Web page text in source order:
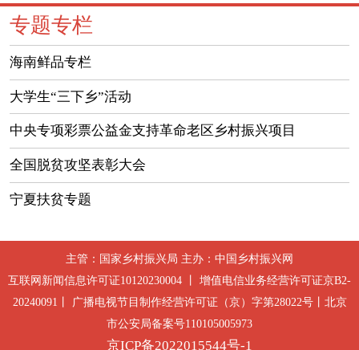
专题专栏
海南鲜品专栏
大学生“三下乡”活动
中央专项彩票公益金支持革命老区乡村振兴项目
全国脱贫攻坚表彰大会
宁夏扶贫专题
主管：国家乡村振兴局 主办：中国乡村振兴网
互联网新闻信息许可证10120230004 丨 增值电信业务经营许可证京B2-
20240091丨 广播电视节目制作经营许可证（京）字第28022号丨北京
市公安局备案号110105005973
京ICP备2022015544号-1